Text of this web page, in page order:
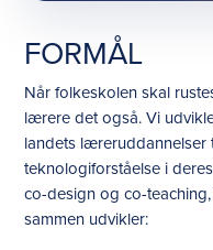
FORMÅL
Når folkeskolen skal
lærere det også. Vi
landets læreruddannelser
teknologiforståelse i
co-design og co-
sammen udvikler: